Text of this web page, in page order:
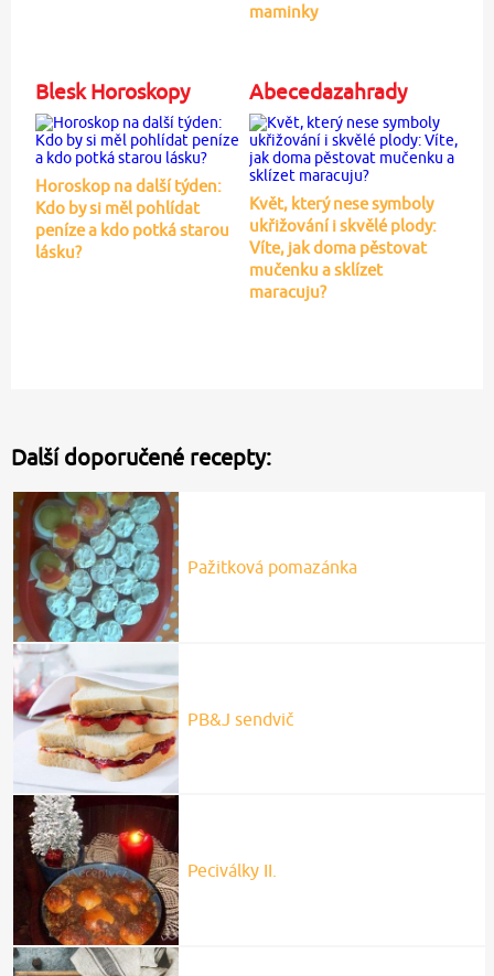
maminky
Blesk Horoskopy
Horoskop na další týden:
Kdo by si měl pohlídat
peníze a kdo potká starou
lásku?
Abecedazahrady
Květ, který nese symboly
ukřižování i skvělé plody:
Víte, jak doma pěstovat
mučenku a sklízet
maracuju?
Další doporučené recepty:
Pažitková pomazánka
PB&J sendvič
Peciválky II.